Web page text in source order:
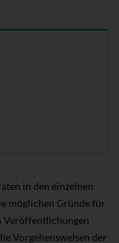
in den einzelnen
möglichen Gründe für
Veröffentlichungen
Vorgehensweisen der